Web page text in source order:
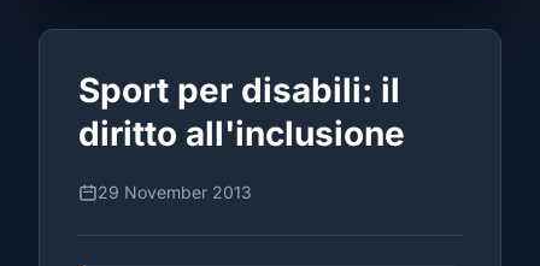
Sport per disabili: il
diritto all'inclusione
29 November 2013